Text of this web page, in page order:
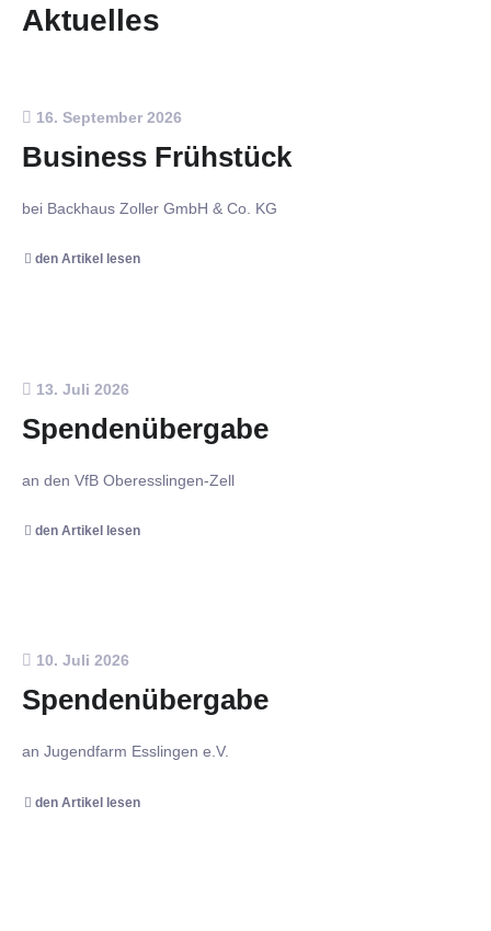
Aktuelles
16. September 2026
Business Frühstück
bei Backhaus Zoller GmbH & Co. KG
den Artikel lesen
13. Juli 2026
Spendenübergabe
an den VfB Oberesslingen-Zell
den Artikel lesen
10. Juli 2026
Spendenübergabe
an Jugendfarm Esslingen e.V.
den Artikel lesen